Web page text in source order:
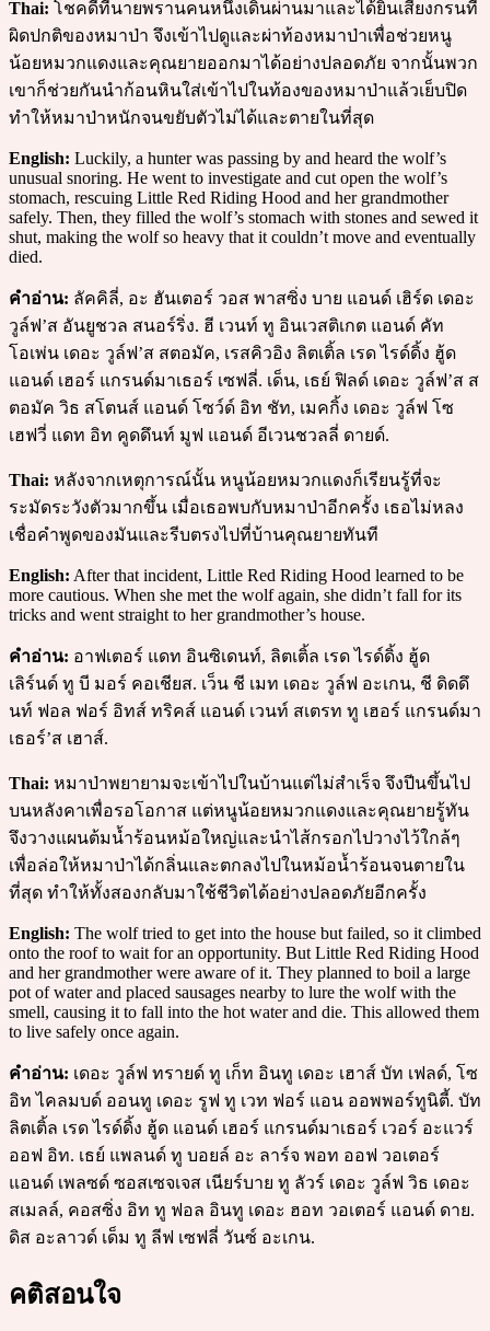
Thai: โชคดีที่นายพรานคนหนึ่งเดินผ่านมาและได้ยินเสียงกรนที่
ผิดปกติของหมาป่า จึงเข้าไปดูและผ่าท้องหมาป่าเพื่อช่วยหนู
น้อยหมวกแดงและคุณยายออกมาได้อย่างปลอดภัย จากนั้นพวก
เขาก็ช่วยกันนำก้อนหินใส่เข้าไปในท้องของหมาป่าแล้วเย็บปิด
ทำให้หมาป่าหนักจนขยับตัวไม่ได้และตายในที่สุด
English: Luckily, a hunter was passing by and heard the wolf’s
unusual snoring. He went to investigate and cut open the wolf’s
stomach, rescuing Little Red Riding Hood and her grandmother
safely. Then, they filled the wolf’s stomach with stones and sewed it
shut, making the wolf so heavy that it couldn’t move and eventually
died.
คำอ่าน: ลัคคิลี่, อะ ฮันเตอร์ วอส พาสซิ่ง บาย แอนด์ เฮิร์ด เดอะ
วูล์ฟ’ส อันยูชวล สนอร์ริ่ง. ฮี เวนท์ ทู อินเวสติเกต แอนด์ คัท
โอเพ่น เดอะ วูล์ฟ’ส สตอมัค, เรสคิวอิง ลิตเติ้ล เรด ไรด์ดิ้ง ฮู้ด
แอนด์ เฮอร์ แกรนด์มาเธอร์ เซฟลี่. เด็น, เธย์ ฟิลด์ เดอะ วูล์ฟ’ส ส
ตอมัค วิธ สโตนส์ แอนด์ โซว์ด์ อิท ชัท, เมคกิ้ง เดอะ วูล์ฟ โซ
เฮฟวี่ แดท อิท คูดดึนท์ มูฟ แอนด์ อีเวนชวลลี่ ดายด์.
Thai: หลังจากเหตุการณ์นั้น หนูน้อยหมวกแดงก็เรียนรู้ที่จะ
ระมัดระวังตัวมากขึ้น เมื่อเธอพบกับหมาป่าอีกครั้ง เธอไม่หลง
เชื่อคำพูดของมันและรีบตรงไปที่บ้านคุณยายทันที
English: After that incident, Little Red Riding Hood learned to be
more cautious. When she met the wolf again, she didn’t fall for its
tricks and went straight to her grandmother’s house.
คำอ่าน: อาฟเตอร์ แดท อินซิเดนท์, ลิตเติ้ล เรด ไรด์ดิ้ง ฮู้ด
เลิร์นด์ ทู บี มอร์ คอเชียส. เว็น ชี เมท เดอะ วูล์ฟ อะเกน, ชี ดิดดึ
นท์ ฟอล ฟอร์ อิทส์ ทริคส์ แอนด์ เวนท์ สเตรท ทู เฮอร์ แกรนด์มา
เธอร์’ส เฮาส์.
Thai: หมาป่าพยายามจะเข้าไปในบ้านแต่ไม่สำเร็จ จึงปีนขึ้นไป
บนหลังคาเพื่อรอโอกาส แต่หนูน้อยหมวกแดงและคุณยายรู้ทัน
จึงวางแผนต้มน้ำร้อนหม้อใหญ่และนำไส้กรอกไปวางไว้ใกล้ๆ
เพื่อล่อให้หมาป่าได้กลิ่นและตกลงไปในหม้อน้ำร้อนจนตายใน
ที่สุด ทำให้ทั้งสองกลับมาใช้ชีวิตได้อย่างปลอดภัยอีกครั้ง
English: The wolf tried to get into the house but failed, so it climbed
onto the roof to wait for an opportunity. But Little Red Riding Hood
and her grandmother were aware of it. They planned to boil a large
pot of water and placed sausages nearby to lure the wolf with the
smell, causing it to fall into the hot water and die. This allowed them
to live safely once again.
คำอ่าน: เดอะ วูล์ฟ ทรายด์ ทู เก็ท อินทู เดอะ เฮาส์ บัท เฟลด์, โซ
อิท ไคลมบด์ ออนทู เดอะ รูฟ ทู เวท ฟอร์ แอน ออพพอร์ทูนิตี้. บัท
ลิตเติ้ล เรด ไรด์ดิ้ง ฮู้ด แอนด์ เฮอร์ แกรนด์มาเธอร์ เวอร์ อะแวร์
ออฟ อิท. เธย์ แพลนด์ ทู บอยล์ อะ ลาร์จ พอท ออฟ วอเตอร์
แอนด์ เพลซด์ ซอสเซจเจส เนียร์บาย ทู ลัวร์ เดอะ วูล์ฟ วิธ เดอะ
สเมลล์, คอสซิ่ง อิท ทู ฟอล อินทู เดอะ ฮอท วอเตอร์ แอนด์ ดาย.
ดิส อะลาวด์ เด็ม ทู ลีฟ เซฟลี่ วันซ์ อะเกน.
คติสอนใจ